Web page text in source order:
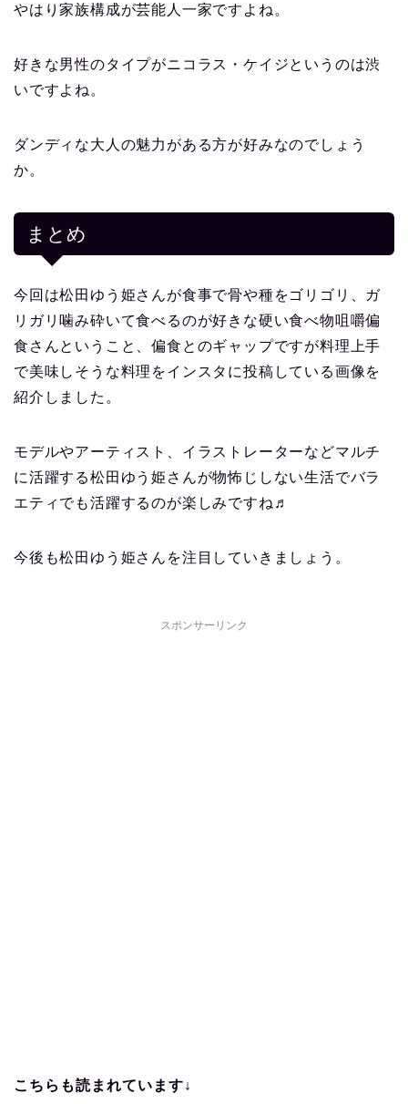
やはり家族構成が芸能人一家ですよね。
好きな男性のタイプがニコラス・ケイジというのは渋
いですよね。
ダンディな大人の魅力がある方が好みなのでしょう
か。
まとめ
今回は松田ゆう姫さんが食事で骨や種をゴリゴリ、ガ
リガリ噛み砕いて食べるのが好きな硬い食べ物咀嚼偏
食さんということ、偏食とのギャップですが料理上手
で美味しそうな料理をインスタに投稿している画像を
紹介しました。
モデルやアーティスト、イラストレーターなどマルチ
に活躍する松田ゆう姫さんが物怖じしない生活でバラ
エティでも活躍するのが楽しみですね♬
今後も松田ゆう姫さんを注目していきましょう。
スポンサーリンク
こちらも読まれています↓